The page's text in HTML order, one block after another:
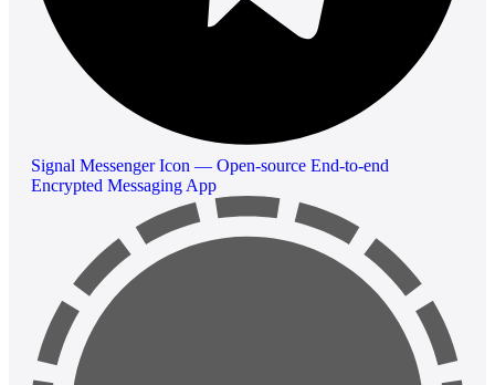
Signal Messenger Icon — Open-source End-to-end
Encrypted Messaging App